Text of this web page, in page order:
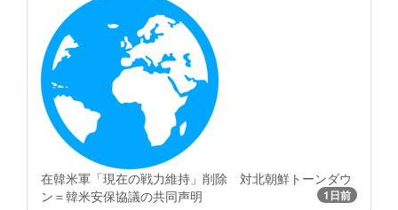
在韓米軍「現在の戦力維持」削除 対北朝鮮トーンダウ
ン＝韓米安保協議の共同声明
1日前